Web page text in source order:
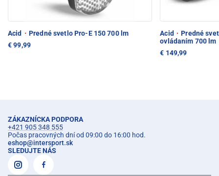
Acid · Predné svetlo Pro-E 150 700 lm
€ 99,99
Acid · Predné
ovládaním 700 lm
€ 149,99
ZÁKAZNÍCKA PODPORA
+421 905 348 555
Počas pracovných dní od 09:00 do 16:00 hod.
eshop@intersport.sk
SLEDUJTE NÁS